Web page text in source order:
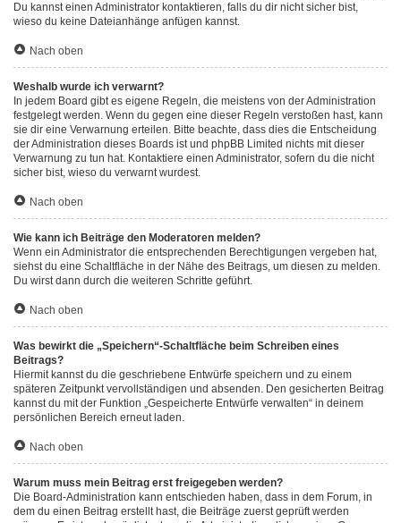
Du kannst einen Administrator kontaktieren, falls du dir nicht sicher bist,
wieso du keine Dateianhänge anfügen kannst.
Nach oben
Weshalb wurde ich verwarnt?
In jedem Board gibt es eigene Regeln, die meistens von der Administration
festgelegt werden. Wenn du gegen eine dieser Regeln verstoßen hast, kann
sie dir eine Verwarnung erteilen. Bitte beachte, dass dies die Entscheidung
der Administration dieses Boards ist und phpBB Limited nichts mit dieser
Verwarnung zu tun hat. Kontaktiere einen Administrator, sofern du die nicht
sicher bist, wieso du verwarnt wurdest.
Nach oben
Wie kann ich Beiträge den Moderatoren melden?
Wenn ein Administrator die entsprechenden Berechtigungen vergeben hat,
siehst du eine Schaltfläche in der Nähe des Beitrags, um diesen zu melden.
Du wirst dann durch die weiteren Schritte geführt.
Nach oben
Was bewirkt die „Speichern“-Schaltfläche beim Schreiben eines
Beitrags?
Hiermit kannst du die geschriebene Entwürfe speichern und zu einem
späteren Zeitpunkt vervollständigen und absenden. Den gesicherten Beitrag
kannst du mit der Funktion „Gespeicherte Entwürfe verwalten“ in deinem
persönlichen Bereich erneut laden.
Nach oben
Warum muss mein Beitrag erst freigegeben werden?
Die Board-Administration kann entschieden haben, dass in dem Forum, in
dem du einen Beitrag erstellt hast, die Beiträge zuerst geprüft werden